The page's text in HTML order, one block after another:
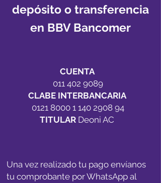
depósito o transferencia
en BBV Bancomer
CUENTA
011 402 9089
CLABE INTERBANCARIA
0121 8000 1 140 2908 94
TITULAR Deoni AC
Una vez realizado tu pago envíanos
tu comprobante por WhatsApp al